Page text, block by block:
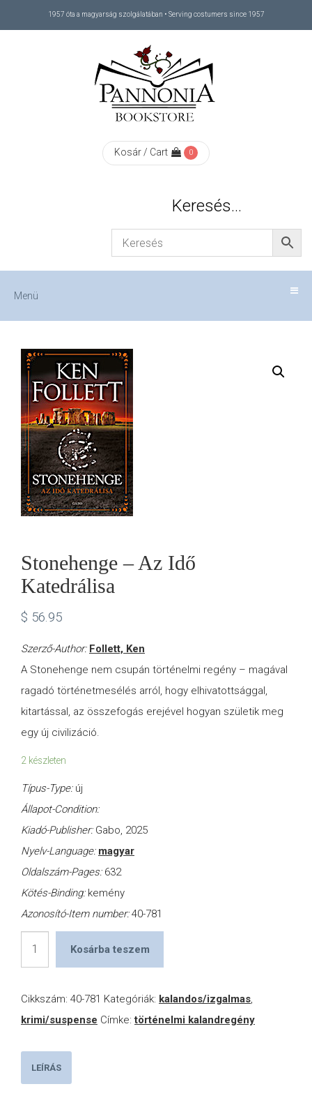
1957 óta a magyarság szolgálatában • Serving costumers since 1957
Kosár / Cart 0
Keresés…
Menü
SHOP
KAPCSOLAT
US
Stonehenge – Az Idő
Katedrálisa
$ 56.95
Szerző-Author: Follett, Ken
A Stonehenge nem csupán történelmi regény – magával
ragadó történetmesélés arról, hogy elhivatottsággal,
kitartással, az összefogás erejével hogyan születik meg
egy új civilizáció.
2 készleten
Típus-Type: új
Állapot-Condition:
Kiadó-Publisher: Gabo, 2025
Nyelv-Language: magyar
Oldalszám-Pages: 632
Kötés-Binding: kemény
Azonosító-Item number:40-781
idő
katedrálisa
Kosárba teszem
Cikkszám: 40-781 Kategóriák: kalandos/izgalmas,
krimi/suspense Címke:történelmi kalandregény
LEÍRÁS